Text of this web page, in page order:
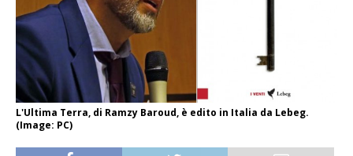
L'Ultima Terra, di Ramzy Baroud, è edito in Italia da Lebeg.
(Image: PC)